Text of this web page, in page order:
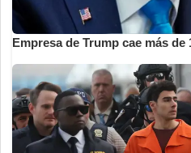
Empresa de Trump cae más